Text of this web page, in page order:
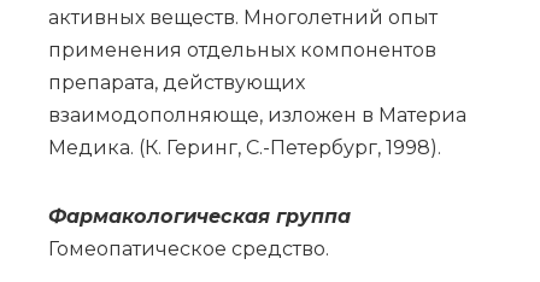
активных веществ. Многолетний опыт
применения отдельных компонентов
препарата, действующих
взаимодополняюще, изложен в Материа
Медика. (К. Геринг, С.-Петербург, 1998).
Фар­ма­ко­ло­ги­че­ская груп­па
Го­мео­па­ти­че­ское сред­ство.